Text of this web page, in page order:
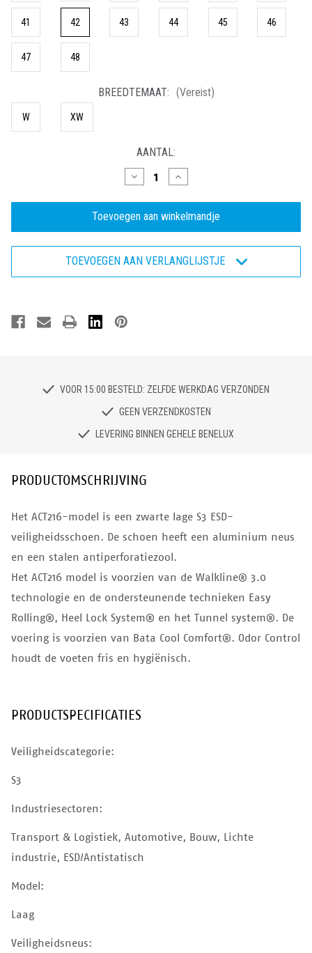
41 42 43 44 45 46
47 48
BREEDTEMAAT: (Vereist)
W XW
AANTAL:
Hoeveelheid
verlagen
Enduro
ACT216
XW
-
Veiligheidsschoen
Hoeveelheid
verhogen
Bata
Enduro
ACT216
XW
-
Veiligheidsschoen
TOEVOEGEN AAN VERLANGLIJSTJE
VOOR 15:00 BESTELD: ZELFDE WERKDAG VERZONDEN
GEEN VERZENDKOSTEN
LEVERING BINNEN GEHELE BENELUX
PRODUCTOMSCHRIJVING
Het ACT216-model is een zwarte lage S3 ESD-
veiligheidsschoen. De schoen heeft een aluminium neus
en een stalen antiperforatiezool.
Het ACT216 model is voorzien van de Walkline® 3.0
technologie en de ondersteunende technieken Easy
Rolling®, Heel Lock System® en het Tunnel system®. De
voering is voorzien van Bata Cool Comfort®. Odor Control
houdt de voeten fris en hygiënisch.
PRODUCTSPECIFICATIES
Veiligheidscategorie:
S3
Industriesectoren:
Transport & Logistiek, Automotive, Bouw, Lichte
industrie, ESD/Antistatisch
Model:
Laag
Veiligheidsneus: